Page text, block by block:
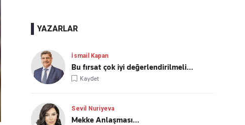
YAZARLAR
İsmail Kapan
Bu fırsat çok iyi değerlendirilmeli…
Kaydet
Sevil Nuriyeva
Mekke Anlaşması…